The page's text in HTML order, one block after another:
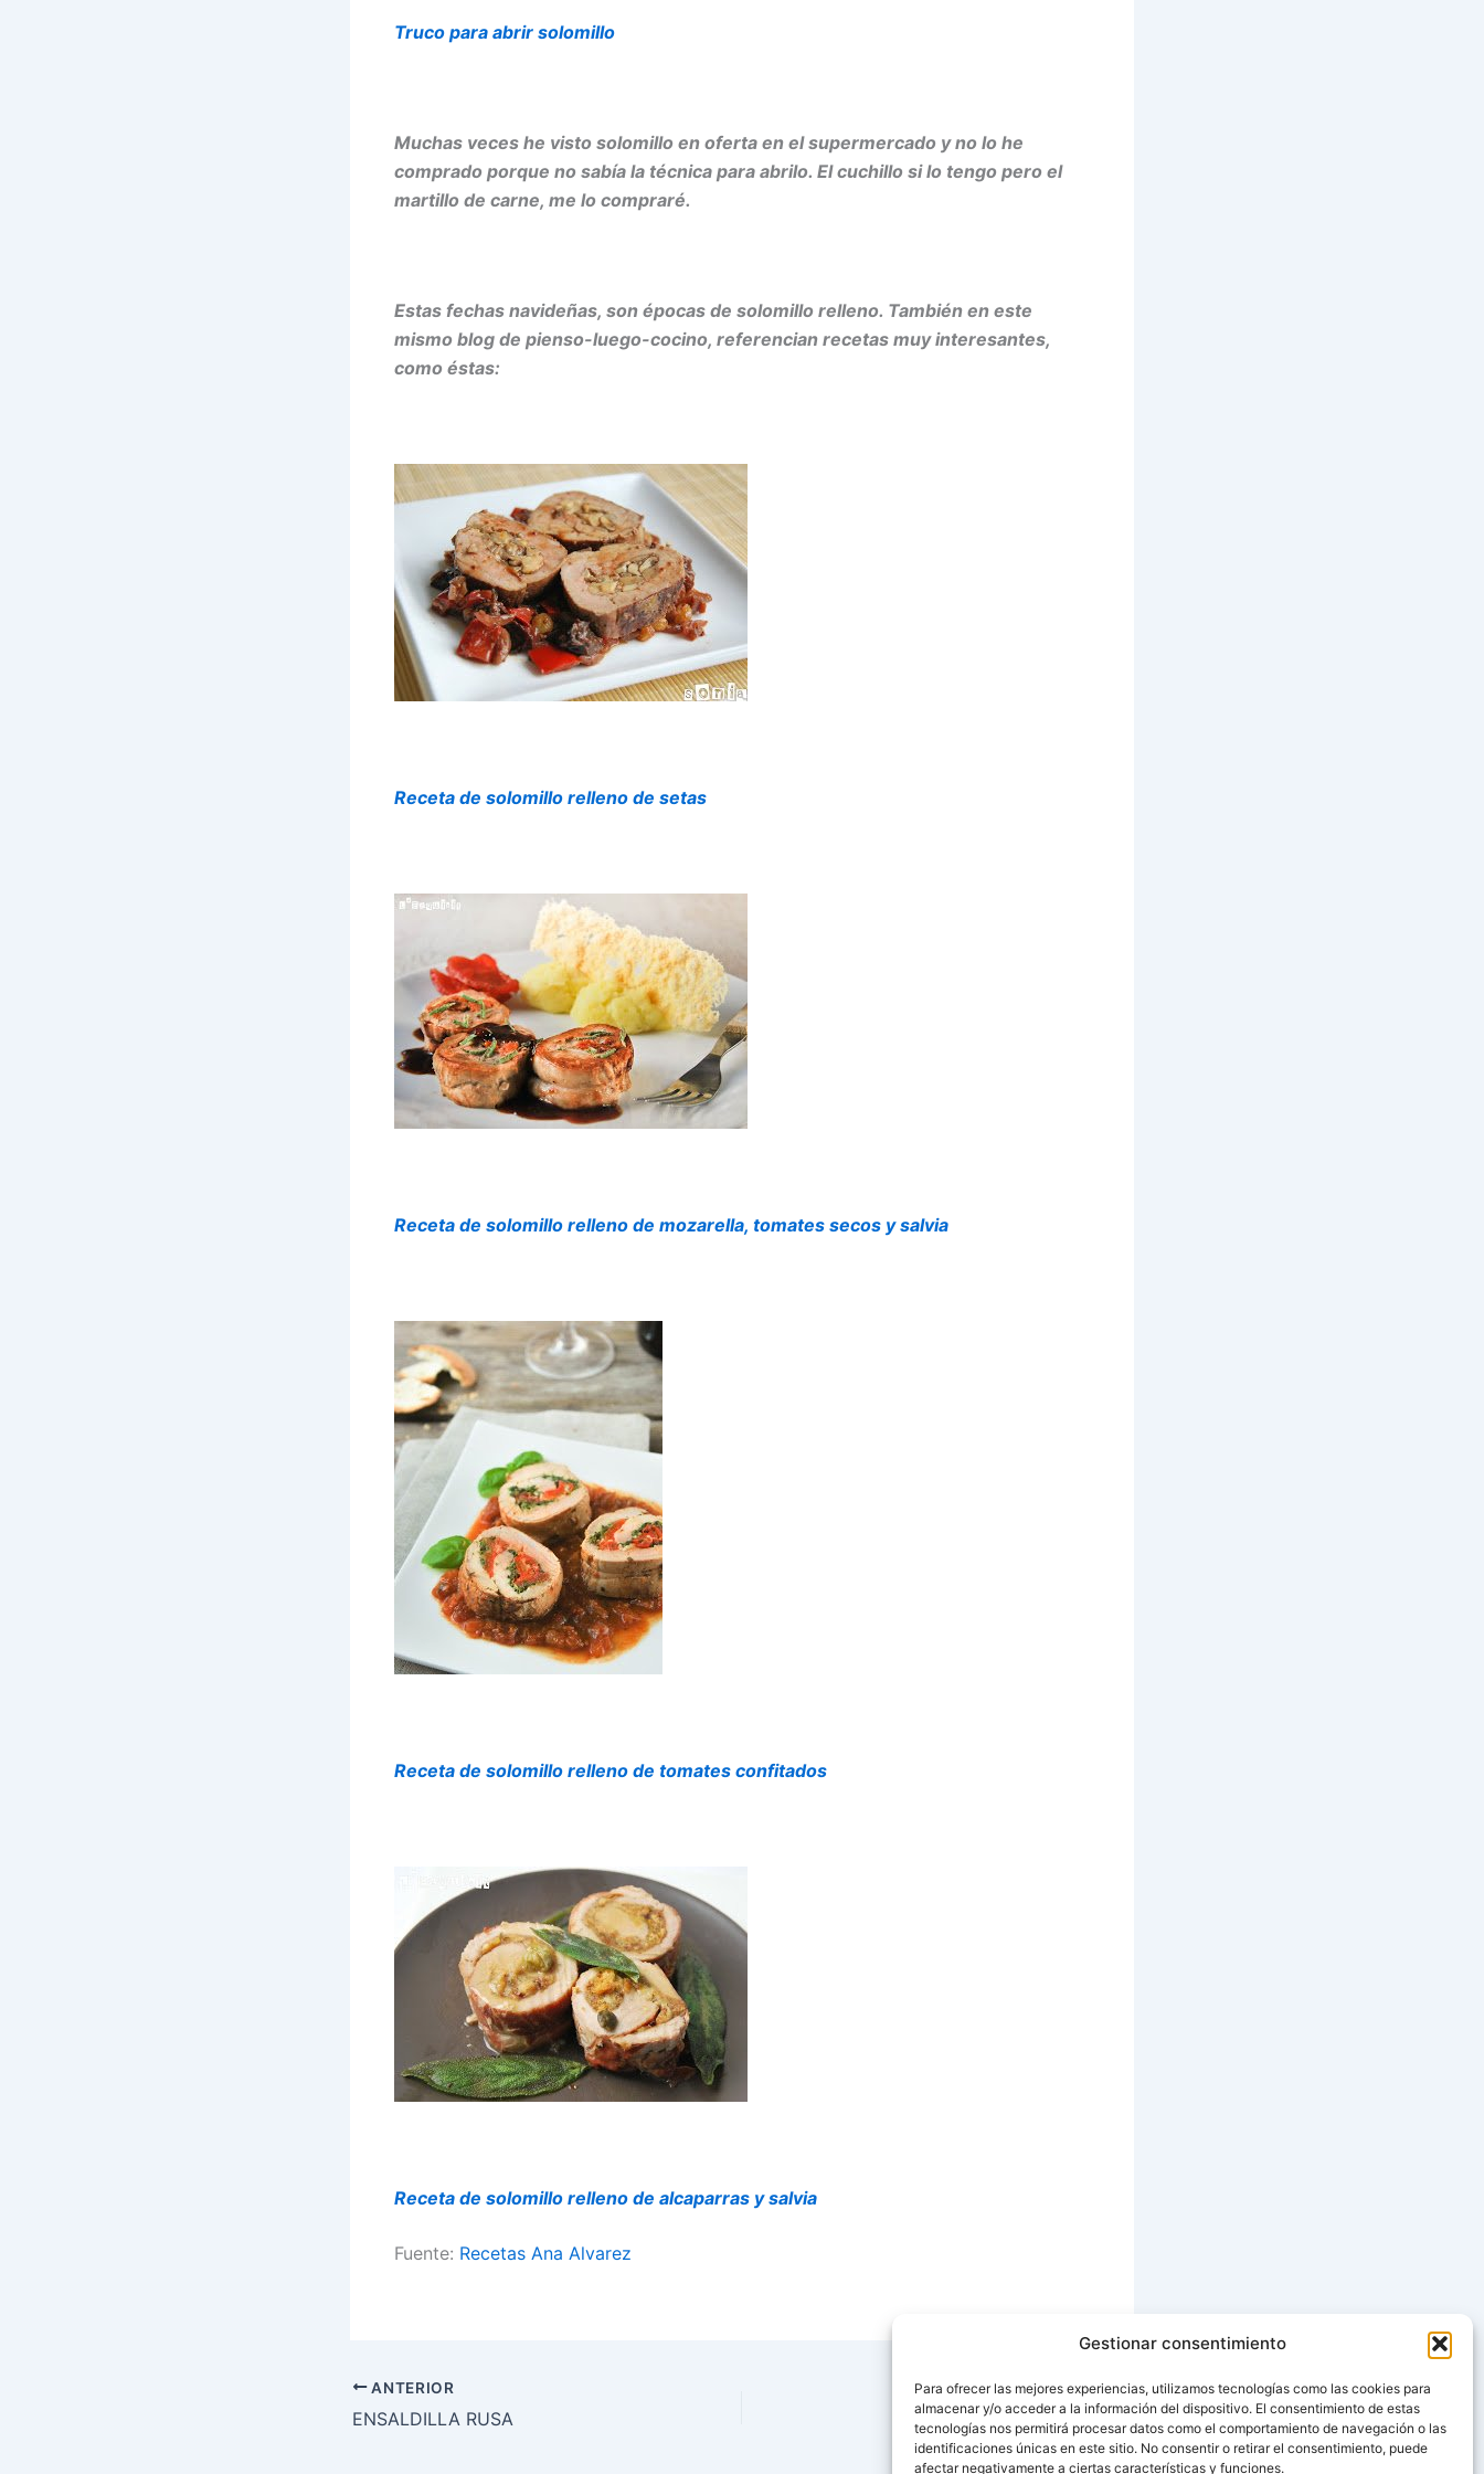
Gestionar consentimiento
Para ofrecer las mejores experiencias, utilizamos tecnologías como las cookies para
almacenar y/o acceder a la información del dispositivo. El consentimiento de estas
tecnologías nos permitirá procesar datos como el comportamiento de navegación o las
identificaciones únicas en este sitio. No consentir o retirar el consentimiento, puede
afectar negativamente a ciertas características y funciones.
Truco para abrir solomillo
Muchas veces he visto solomillo en oferta en el supermercado y no lo he
comprado porque no sabía la técnica para abrilo. El cuchillo si lo tengo pero el
martillo de carne, me lo compraré.
Estas fechas navideñas, son épocas de solomillo relleno. También en este
mismo blog de pienso-luego-cocino, referencian recetas muy interesantes,
como éstas:
Receta de solomillo relleno de setas
Receta de solomillo relleno de mozarella, tomates secos y salvia
Receta de solomillo relleno de tomates confitados
Receta de solomillo relleno de alcaparras y salvia
Fuente: Recetas Ana Alvarez
ANTERIOR
ENSALDILLA RUSA
SIGUIENTE
Ensalada de Manzana.